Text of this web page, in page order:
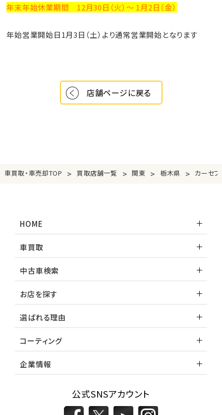
年末年始休業期間 12月30日（火）〜 1月2日（金）
年始営業開始日1月3日（土）より通常営業開始となります
店舗ページに戻る
車買取・車売却TOP > 買取店舗一覧 > 関東 > 栃木県 > カーセ
HOME
車買取
中古車検索
お店を探す
選ばれる理由
コーティング
企業情報
公式SNSアカウント